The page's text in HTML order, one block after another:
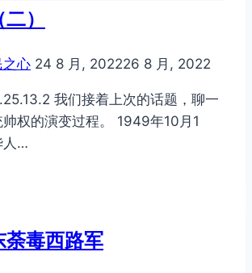
）
之心 24 8 月, 202226 8 月, 2022
我们接着上次的话题，聊一
权的演变过程。 1949年10月1
人…
荼毒西路军